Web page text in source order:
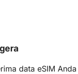
data eSIM